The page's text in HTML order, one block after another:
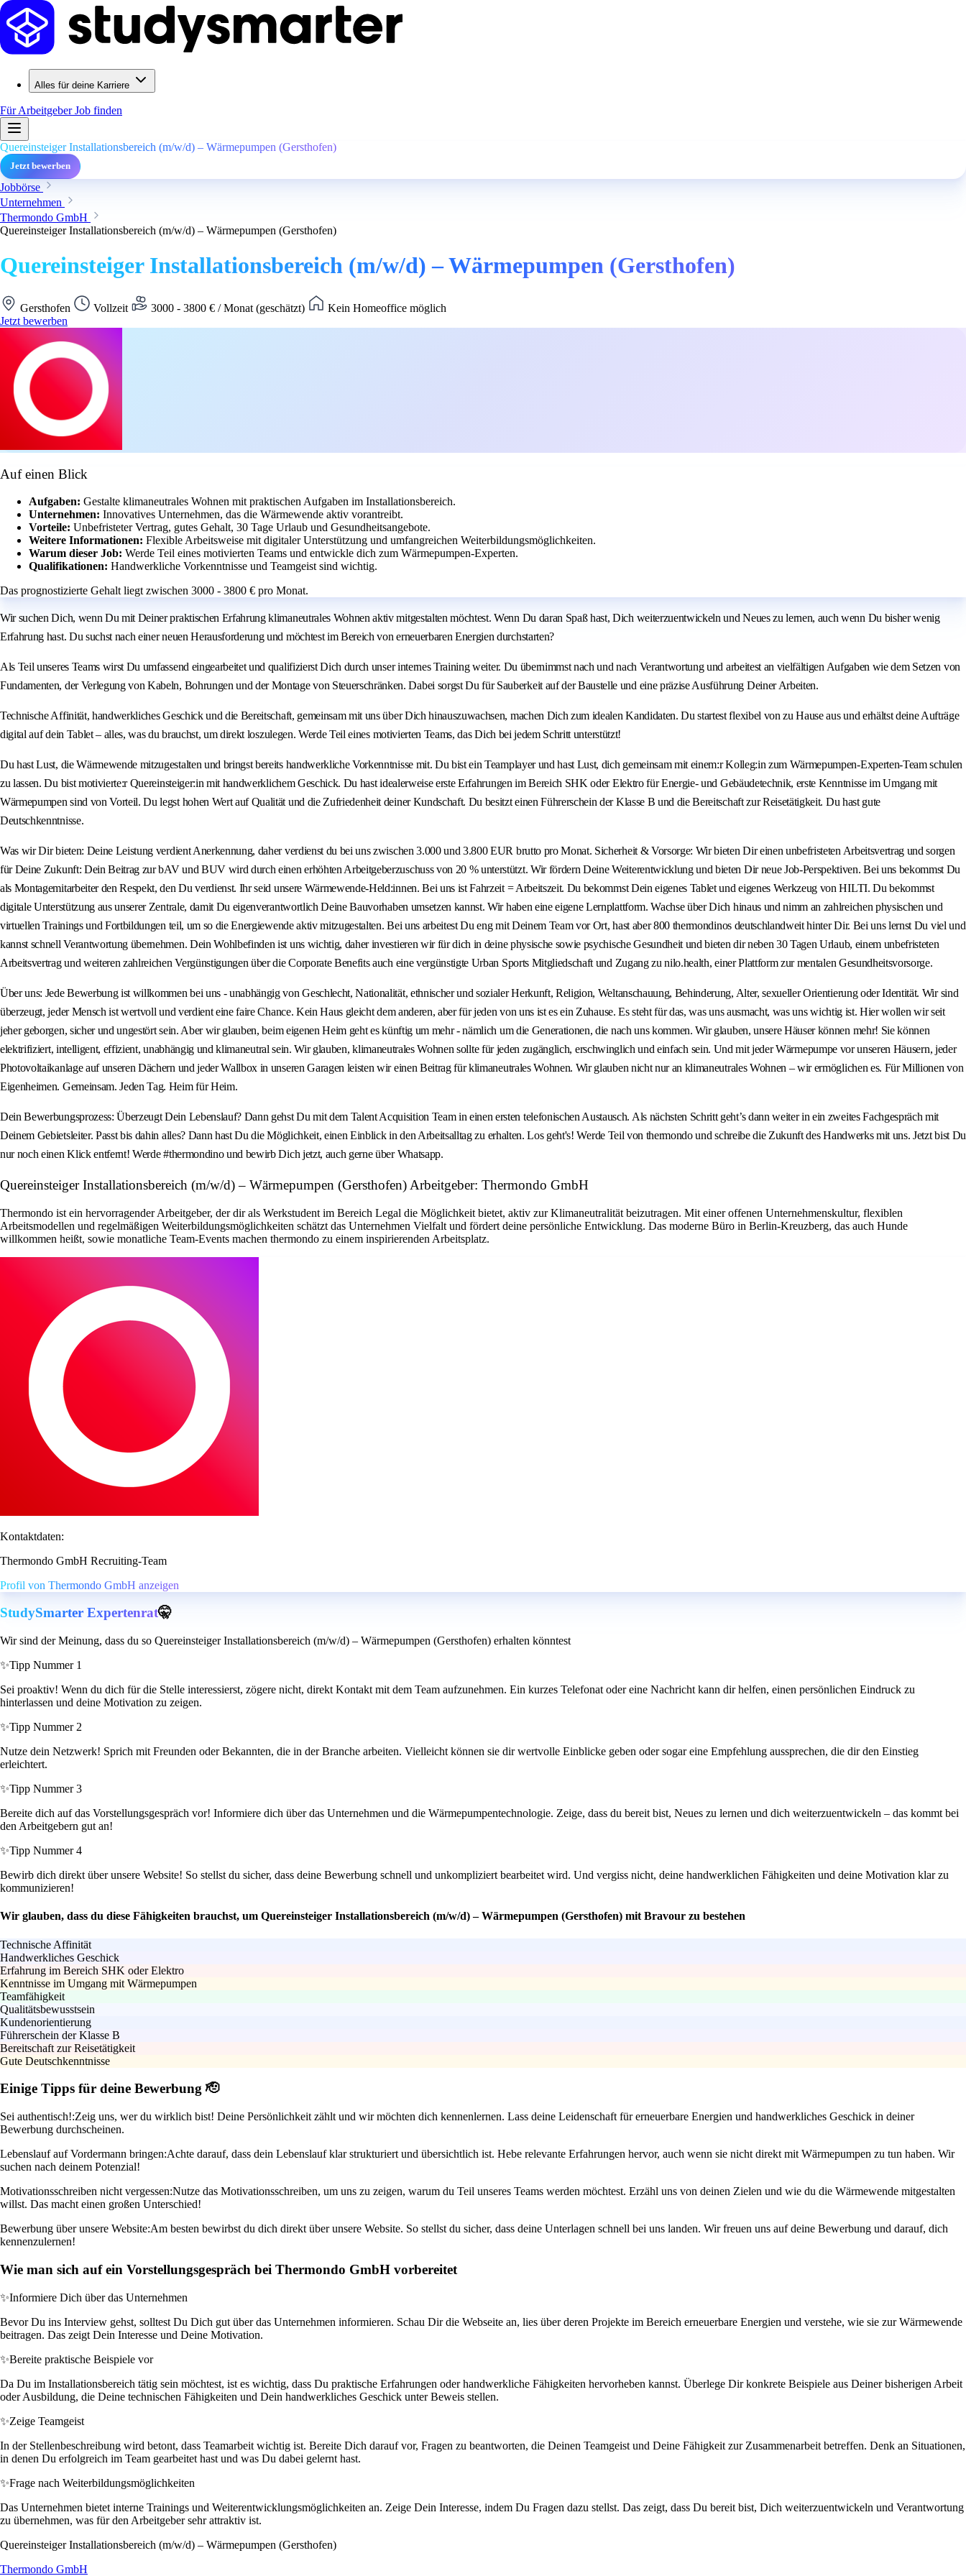
Alles für deine Karriere
Für ArbeitgeberJob finden
Quereinsteiger Installationsbereich (m/w/d) – Wärmepumpen (Gersthofen)
Jetzt bewerben
Jobbörse
Unternehmen
Thermondo GmbH
Quereinsteiger Installationsbereich (m/w/d) – Wärmepumpen (Gersthofen)
Quereinsteiger Installationsbereich (m/w/d) – Wärmepumpen (Gersthofen)
Gersthofen Vollzeit 3000 - 3800 € / Monat (geschätzt)
Kein Homeoffice möglich
Jetzt bewerben
Auf einen Blick
Aufgaben: Gestalte klimaneutrales Wohnen mit praktischen Aufgaben im Installationsbereich.
Unternehmen: Innovatives Unternehmen, das die Wärmewende aktiv vorantreibt.
Vorteile: Unbefristeter Vertrag, gutes Gehalt, 30 Tage Urlaub und Gesundheitsangebote.
Weitere Informationen: Flexible Arbeitsweise mit digitaler Unterstützung und umfangreichen Weiterbildungsmöglichkeiten.
Warum dieser Job: Werde Teil eines motivierten Teams und entwickle dich zum Wärmepumpen-Experten.
Qualifikationen: Handwerkliche Vorkenntnisse und Teamgeist sind wichtig.
Das prognostizierte Gehalt liegt zwischen 3000 - 3800 € pro Monat.
Wir suchen Dich, wenn Du mit Deiner praktischen Erfahrung klimaneutrales Wohnen aktiv mitgestalten möchtest. Wenn Du daran Spaß hast, Dich weiterzuentwickeln und Neues zu lernen, auch wenn Du bisher wenig
Erfahrung hast. Du suchst nach einer neuen Herausforderung und möchtest im Bereich von erneuerbaren Energien durchstarten?
Als Teil unseres Teams wirst Du umfassend eingearbeitet und qualifizierst Dich durch unser internes Training weiter. Du übernimmst nach und nach Verantwortung und arbeitest an vielfältigen Aufgaben wie dem Setzen von
Fundamenten, der Verlegung von Kabeln, Bohrungen und der Montage von Steuerschränken. Dabei sorgst Du für Sauberkeit auf der Baustelle und eine präzise Ausführung Deiner Arbeiten.
Technische Affinität, handwerkliches Geschick und die Bereitschaft, gemeinsam mit uns über Dich hinauszuwachsen, machen Dich zum idealen Kandidaten. Du startest flexibel von zu Hause aus und erhältst deine Aufträge
digital auf dein Tablet – alles, was du brauchst, um direkt loszulegen. Werde Teil eines motivierten Teams, das Dich bei jedem Schritt unterstützt!
Du hast Lust, die Wärmewende mitzugestalten und bringst bereits handwerkliche Vorkenntnisse mit. Du bist ein Teamplayer und hast Lust, dich gemeinsam mit einem:r Kolleg:in zum Wärmepumpen-Experten-Team schulen
zu lassen. Du bist motivierte:r Quereinsteiger:in mit handwerklichem Geschick. Du hast idealerweise erste Erfahrungen im Bereich SHK oder Elektro für Energie- und Gebäudetechnik, erste Kenntnisse im Umgang mit
Wärmepumpen sind von Vorteil. Du legst hohen Wert auf Qualität und die Zufriedenheit deiner Kundschaft. Du besitzt einen Führerschein der Klasse B und die Bereitschaft zur Reisetätigkeit. Du hast gute
Deutschkenntnisse.
Was wir Dir bieten: Deine Leistung verdient Anerkennung, daher verdienst du bei uns zwischen 3.000 und 3.800 EUR brutto pro Monat. Sicherheit & Vorsorge: Wir bieten Dir einen unbefristeten Arbeitsvertrag und sorgen
für Deine Zukunft: Dein Beitrag zur bAV und BUV wird durch einen erhöhten Arbeitgeberzuschuss von 20 % unterstützt. Wir fördern Deine Weiterentwicklung und bieten Dir neue Job-Perspektiven. Bei uns bekommst Du
als Montagemitarbeiter den Respekt, den Du verdienst. Ihr seid unsere Wärmewende-Held:innen. Bei uns ist Fahrzeit = Arbeitszeit. Du bekommst Dein eigenes Tablet und eigenes Werkzeug von HILTI. Du bekommst
digitale Unterstützung aus unserer Zentrale, damit Du eigenverantwortlich Deine Bauvorhaben umsetzen kannst. Wir haben eine eigene Lernplattform. Wachse über Dich hinaus und nimm an zahlreichen physischen und
virtuellen Trainings und Fortbildungen teil, um so die Energiewende aktiv mitzugestalten. Bei uns arbeitest Du eng mit Deinem Team vor Ort, hast aber 800 thermondinos deutschlandweit hinter Dir. Bei uns lernst Du viel und
kannst schnell Verantwortung übernehmen. Dein Wohlbefinden ist uns wichtig, daher investieren wir für dich in deine physische sowie psychische Gesundheit und bieten dir neben 30 Tagen Urlaub, einem unbefristeten
Arbeitsvertrag und weiteren zahlreichen Vergünstigungen über die Corporate Benefits auch eine vergünstigte Urban Sports Mitgliedschaft und Zugang zu nilo.health, einer Plattform zur mentalen Gesundheitsvorsorge.
Über uns: Jede Bewerbung ist willkommen bei uns - unabhängig von Geschlecht, Nationalität, ethnischer und sozialer Herkunft, Religion, Weltanschauung, Behinderung, Alter, sexueller Orientierung oder Identität. Wir sind
überzeugt, jeder Mensch ist wertvoll und verdient eine faire Chance. Kein Haus gleicht dem anderen, aber für jeden von uns ist es ein Zuhause. Es steht für das, was uns ausmacht, was uns wichtig ist. Hier wollen wir seit
jeher geborgen, sicher und ungestört sein. Aber wir glauben, beim eigenen Heim geht es künftig um mehr - nämlich um die Generationen, die nach uns kommen. Wir glauben, unsere Häuser können mehr! Sie können
elektrifiziert, intelligent, effizient, unabhängig und klimaneutral sein. Wir glauben, klimaneutrales Wohnen sollte für jeden zugänglich, erschwinglich und einfach sein. Und mit jeder Wärmepumpe vor unseren Häusern, jeder
Photovoltaikanlage auf unseren Dächern und jeder Wallbox in unseren Garagen leisten wir einen Beitrag für klimaneutrales Wohnen. Wir glauben nicht nur an klimaneutrales Wohnen – wir ermöglichen es. Für Millionen von
Eigenheimen. Gemeinsam. Jeden Tag. Heim für Heim.
Dein Bewerbungsprozess: Überzeugt Dein Lebenslauf? Dann gehst Du mit dem Talent Acquisition Team in einen ersten telefonischen Austausch. Als nächsten Schritt geht’s dann weiter in ein zweites Fachgespräch mit
Deinem Gebietsleiter. Passt bis dahin alles? Dann hast Du die Möglichkeit, einen Einblick in den Arbeitsalltag zu erhalten. Los geht's! Werde Teil von thermondo und schreibe die Zukunft des Handwerks mit uns. Jetzt bist Du
nur noch einen Klick entfernt! Werde #thermondino und bewirb Dich jetzt, auch gerne über Whatsapp.
Quereinsteiger Installationsbereich (m/w/d) – Wärmepumpen (Gersthofen) Arbeitgeber: Thermondo GmbH
Thermondo ist ein hervorragender Arbeitgeber, der dir als Werkstudent im Bereich Legal die Möglichkeit bietet, aktiv zur Klimaneutralität beizutragen. Mit einer offenen Unternehmenskultur, flexiblen
Arbeitsmodellen und regelmäßigen Weiterbildungsmöglichkeiten schätzt das Unternehmen Vielfalt und fördert deine persönliche Entwicklung. Das moderne Büro in Berlin-Kreuzberg, das auch Hunde
willkommen heißt, sowie monatliche Team-Events machen thermondo zu einem inspirierenden Arbeitsplatz.
Kontaktdaten:
Thermondo GmbH Recruiting-Team
Profil von Thermondo GmbH anzeigen
StudySmarter Expertenrat🤫
Wir sind der Meinung, dass du so Quereinsteiger Installationsbereich (m/w/d) – Wärmepumpen (Gersthofen) erhalten könntest
✨Tipp Nummer 1
Sei proaktiv! Wenn du dich für die Stelle interessierst, zögere nicht, direkt Kontakt mit dem Team aufzunehmen. Ein kurzes Telefonat oder eine Nachricht kann dir helfen, einen persönlichen Eindruck zu
hinterlassen und deine Motivation zu zeigen.
✨Tipp Nummer 2
Nutze dein Netzwerk! Sprich mit Freunden oder Bekannten, die in der Branche arbeiten. Vielleicht können sie dir wertvolle Einblicke geben oder sogar eine Empfehlung aussprechen, die dir den Einstieg
erleichtert.
✨Tipp Nummer 3
Bereite dich auf das Vorstellungsgespräch vor! Informiere dich über das Unternehmen und die Wärmepumpentechnologie. Zeige, dass du bereit bist, Neues zu lernen und dich weiterzuentwickeln – das kommt bei
den Arbeitgebern gut an!
✨Tipp Nummer 4
Bewirb dich direkt über unsere Website! So stellst du sicher, dass deine Bewerbung schnell und unkompliziert bearbeitet wird. Und vergiss nicht, deine handwerklichen Fähigkeiten und deine Motivation klar zu
kommunizieren!
Wir glauben, dass du diese Fähigkeiten brauchst, um Quereinsteiger Installationsbereich (m/w/d) – Wärmepumpen (Gersthofen) mit Bravour zu bestehen
Technische Affinität
Handwerkliches Geschick
Erfahrung im Bereich SHK oder Elektro
Kenntnisse im Umgang mit Wärmepumpen
Teamfähigkeit
Qualitätsbewusstsein
Kundenorientierung
Führerschein der Klasse B
Bereitschaft zur Reisetätigkeit
Gute Deutschkenntnisse
Einige Tipps für deine Bewerbung 🫡
Sei authentisch!:Zeig uns, wer du wirklich bist! Deine Persönlichkeit zählt und wir möchten dich kennenlernen. Lass deine Leidenschaft für erneuerbare Energien und handwerkliches Geschick in deiner
Bewerbung durchscheinen.
Lebenslauf auf Vordermann bringen:Achte darauf, dass dein Lebenslauf klar strukturiert und übersichtlich ist. Hebe relevante Erfahrungen hervor, auch wenn sie nicht direkt mit Wärmepumpen zu tun haben. Wir
suchen nach deinem Potenzial!
Motivationsschreiben nicht vergessen:Nutze das Motivationsschreiben, um uns zu zeigen, warum du Teil unseres Teams werden möchtest. Erzähl uns von deinen Zielen und wie du die Wärmewende mitgestalten
willst. Das macht einen großen Unterschied!
Bewerbung über unsere Website:Am besten bewirbst du dich direkt über unsere Website. So stellst du sicher, dass deine Unterlagen schnell bei uns landen. Wir freuen uns auf deine Bewerbung und darauf, dich
kennenzulernen!
Wie man sich auf ein Vorstellungsgespräch bei Thermondo GmbH vorbereitet
✨Informiere Dich über das Unternehmen
Bevor Du ins Interview gehst, solltest Du Dich gut über das Unternehmen informieren. Schau Dir die Webseite an, lies über deren Projekte im Bereich erneuerbare Energien und verstehe, wie sie zur Wärmewende
beitragen. Das zeigt Dein Interesse und Deine Motivation.
✨Bereite praktische Beispiele vor
Da Du im Installationsbereich tätig sein möchtest, ist es wichtig, dass Du praktische Erfahrungen oder handwerkliche Fähigkeiten hervorheben kannst. Überlege Dir konkrete Beispiele aus Deiner bisherigen Arbeit
oder Ausbildung, die Deine technischen Fähigkeiten und Dein handwerkliches Geschick unter Beweis stellen.
✨Zeige Teamgeist
In der Stellenbeschreibung wird betont, dass Teamarbeit wichtig ist. Bereite Dich darauf vor, Fragen zu beantworten, die Deinen Teamgeist und Deine Fähigkeit zur Zusammenarbeit betreffen. Denk an Situationen,
in denen Du erfolgreich im Team gearbeitet hast und was Du dabei gelernt hast.
✨Frage nach Weiterbildungsmöglichkeiten
Das Unternehmen bietet interne Trainings und Weiterentwicklungsmöglichkeiten an. Zeige Dein Interesse, indem Du Fragen dazu stellst. Das zeigt, dass Du bereit bist, Dich weiterzuentwickeln und Verantwortung
zu übernehmen, was für den Arbeitgeber sehr attraktiv ist.
Quereinsteiger Installationsbereich (m/w/d) – Wärmepumpen (Gersthofen)
Thermondo GmbH